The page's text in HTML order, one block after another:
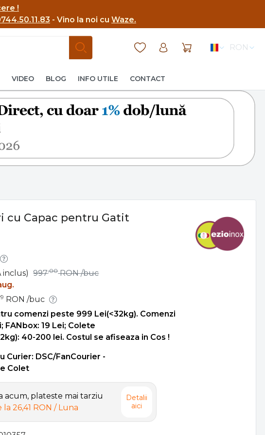
!
- Vino la noi cu Waze.
RON
VIDEO BLOG INFO UTILE CONTACT
cu Capac pentru Gatit
inclus) 997,00 RON /buc
RON /buc
comenzi peste 999 Lei(<32kg). Comenzi
FANbox: 19 Lei; Colete
40-200 lei. Costul se afiseaza in Cos !
Curier: DSC/FanCourier -
Colet
acum, plateste mai tarziu
la 26,41 RON / Luna
Detalii
aici